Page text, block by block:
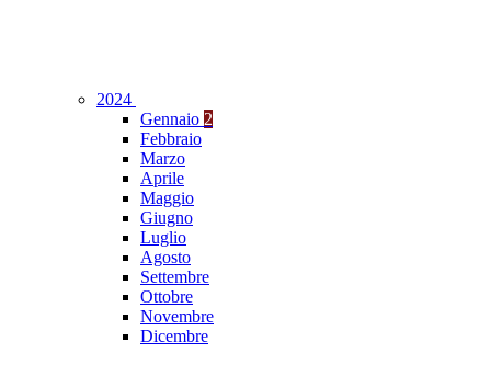
2024
Gennaio 2
Febbraio
Marzo
Aprile
Maggio
Giugno
Luglio
Agosto
Settembre
Ottobre
Novembre
Dicembre